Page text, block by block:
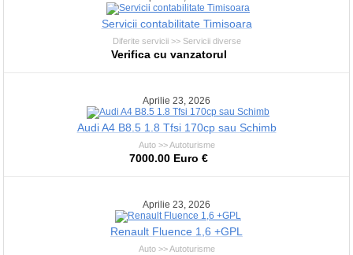
Servicii contabilitate Timisoara
Diferite servicii >> Servicii diverse
Verifica cu vanzatorul
Aprilie 23, 2026
Audi A4 B8.5 1.8 Tfsi 170cp sau Schimb
Auto >> Autoturisme
7000.00 Euro €
Aprilie 23, 2026
Renault Fluence 1,6 +GPL
Auto >> Autoturisme